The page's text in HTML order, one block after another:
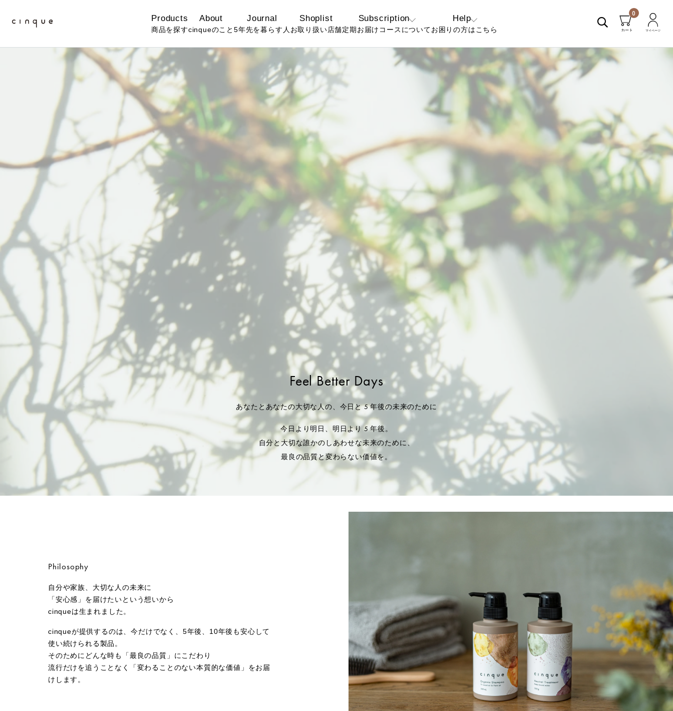
Products
商品を探す
About
cinqueのこと
Journal
5年先を暮らす人
Shoplist
お取り扱い店舗
Subscription
定期お届けコースについて
定期コースについ
Help
お困りの方はこちら
よくあるご質問
お問い合わせ
0
Feel Better Days
あなたとあなたの大切な人の、今日と 5 年後の未来のために
今日より明日、明日より 5 年後。
自分と大切な誰かのしあわせな未来のために、
最良の品質と変わらない価値を。
Philosophy
自分や家族、大切な人の未来に
「安心感」を届けたいという想いから
cinqueは生まれました。
cinqueが提供するのは、今だけでなく、5年後、10年後も安心して
使い続けられる製品。
そのためにどんな時も「最良の品質」にこだわり
流行だけを追うことなく「変わることのない本質的な価値」をお届
けします。